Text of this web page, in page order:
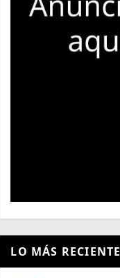
LO MÁS RECIENTE